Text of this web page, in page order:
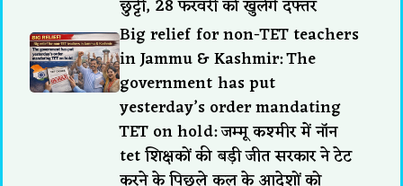
छुट्टी, 28 फरवरी को खुलेंगे दफ्तर
Big relief for non-TET teachers
in Jammu & Kashmir: The
government has put
yesterday’s order mandating
TET on hold: जम्मू कश्मीर में नॉन
tet शिक्षकों की बड़ी जीत सरकार ने टेट